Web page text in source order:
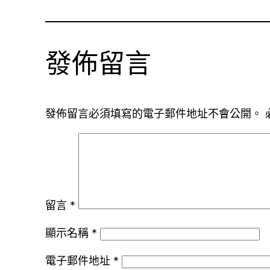
發佈留言
發佈留言必須填寫的電子郵件地址不會公開。
留言 *
顯示名稱 *
電子郵件地址 *